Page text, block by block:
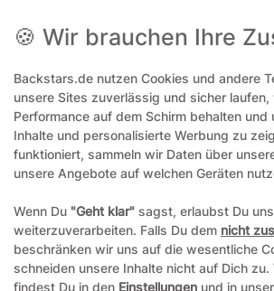
Hiermit bestätige ich, dass ich die
widerrufen.**
Backstars entdecken
Mein Konto
Informationen
🍪 Wir brauchen Ihre
Backstars.de nutzen Cookies und andere
unsere Sites zuverlässig und sicher laufen,
Performance auf dem Schirm behalten und
Inhalte und personalisierte Werbung zu
funktioniert, sammeln wir Daten über
unsere Angebote auf welchen Geräten
Wenn Du "Geht klar" sagst, erlaubst Du
weiterzuverarbeiten. Falls Du dem nicht
beschränken wir uns auf die wesentliche
schneiden unsere Inhalte nicht auf Dich zu.
findest Du in den Einstellungen und in